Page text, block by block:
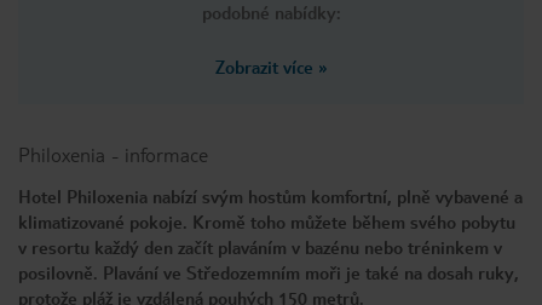
podobné nabídky:
Zobrazit více »
Philoxenia - informace
Hotel Philoxenia nabízí svým hostům komfortní, plně vybavené a
klimatizované pokoje. Kromě toho můžete během svého pobytu
v resortu každý den začít plaváním v bazénu nebo tréninkem v
posilovně. Plavání ve Středozemním moři je také na dosah ruky,
protože pláž je vzdálená pouhých 150 metrů.